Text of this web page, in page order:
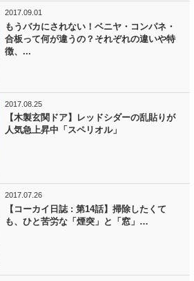
2017.09.01
もうバカにされない！ベニヤ・コンパネ・
合板って何が違うの？それぞれの違いや特
徴、...
2017.08.25
【木製玄関ドア】レッドシダーの乱貼りが
人気急上昇中「スペリオル」
2017.07.26
【コーカイ日誌 : 第14話】掃除したくて
も、ひと苦労な「煙突」と「窓」…